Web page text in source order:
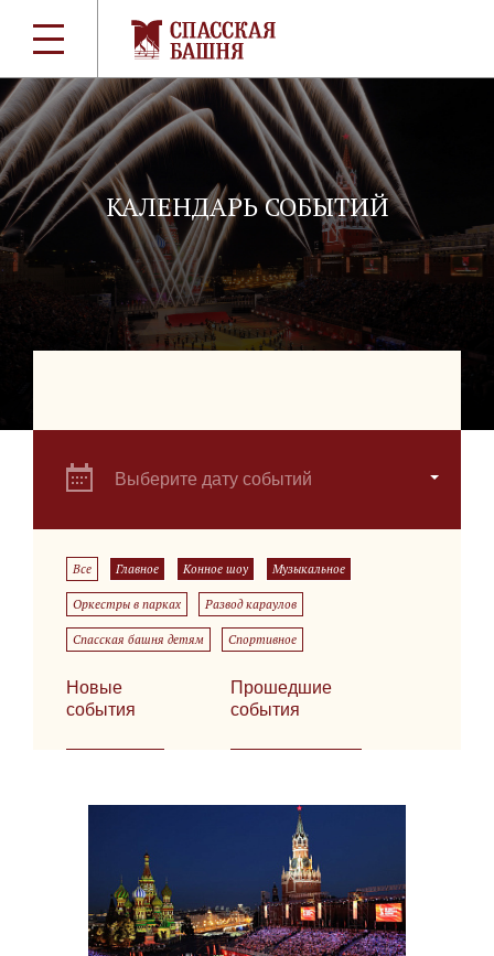
КАЛЕНДАРЬ СОБЫТИЙ
Выберите дату событий
Все Главное Конное шоу Музыкальное
Оркестры в парках Развод караулов
Спасская башня детям Спортивное
Новые
события
Прошедшие
события